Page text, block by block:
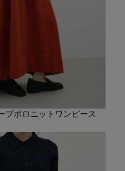
ブポロニットワンピース